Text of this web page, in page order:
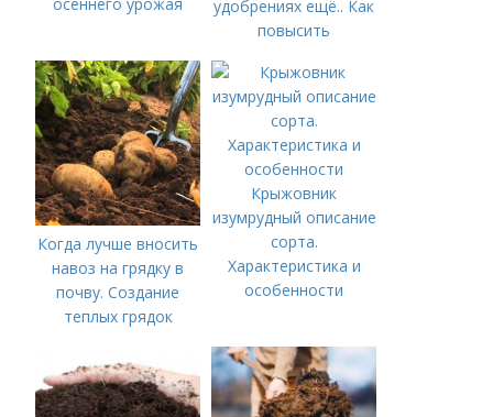
удобрениях ещё.. Как
повысить
осенью
Когда лучше вносить
навоз на грядку в
почву. Создание
теплых грядок
Крыжовник
изумрудный описание
сорта.
Характеристика и
особенности